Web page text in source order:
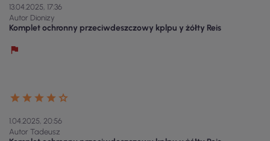
13.04.2025, 17:36
Autor Dionizy
Komplet ochronny przeciwdeszczowy kplpu y żółty Reis
1.04.2025, 20:56
Autor Tadeusz